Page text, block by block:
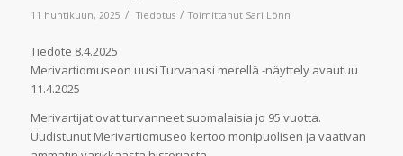
11 huhtikuun, 2025 / Tiedotus / Toimittanut Sari Lönn
Tiedote 8.4.2025
Merivartiomuseon uusi Turvanasi merellä -näyttely avautuu
11.4.2025
Merivartijat ovat turvanneet suomalaisia jo 95 vuotta.
Uudistunut Merivartiomuseo kertoo monipuolisen ja vaativan